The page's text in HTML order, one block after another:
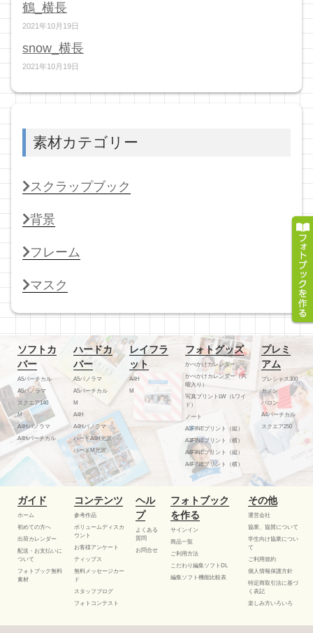
鶴_横長
2021年10月19日
snow_横長
2021年10月19日
素材カテゴリー
スクラップブック
背景
フレーム
マスク
ソフトカ
バー
A5バーチカル
A5パノラマ
スクエア140
M
A4Hパノラマ
A4Hバーチカル
ハードカ
バー
A5パノラマ
A5バーチカル
M
A4H
A4Hパノラマ
ハードA4H光沢
ハードM光沢
レイフラ
ット
A4H
M
フォトグッズ
かべかけカレンダー
かべかけカレンダー（六
曜入り）
写真プリントLW（Lワイ
ド）
ノート
A3FINEプリント（縦）
A3FINEプリント（横）
A4FINEプリント（縦）
A4FINEプリント（横）
プレミ
アム
プレシャス300
カノン
バロン
A4バーチカル
スクエア250
ガイド
ホーム
初めての方へ
出荷カレンダー
配送・お支払いに
ついて
フォトブック無料
素材
コンテンツ
参考作品
ボリュームディスカ
ウント
お客様アンケート
ティップス
無料メッセージカー
ド
スタッフブログ
フォトコンテスト
ヘル
プ
よくある
質問
お問合せ
フォトブック
を作る
サインイン
商品一覧
ご利用方法
こだわり編集ソフトDL
編集ソフト機能比較表
その他
運営会社
協業、協賛について
学生向け協業につい
て
ご利用規約
個人情報保護方針
特定商取引法に基づ
く表記
楽しみ方いろいろ